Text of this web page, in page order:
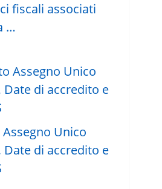
fiscali associati
…
Unico
Date di accredito e